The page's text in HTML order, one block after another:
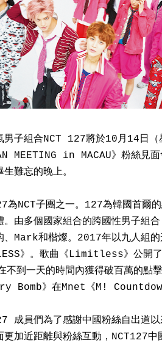
男子組合NCT 127將於10月14日（
MEETING in MACAU》粉絲見面
難忘的晚上。
為NCT子團之一。127為韓國首爾
。由多個國家組合的跨國性男子組
、Mark和楷燦。2017年以九人組
》。歌曲《Limitless》公開了
不到一天的時間內獲得破百萬的點
Bomb》在Mnet《M!
成員們為了感謝中國粉絲自出道
更加近距離與粉絲互動，NCT127中